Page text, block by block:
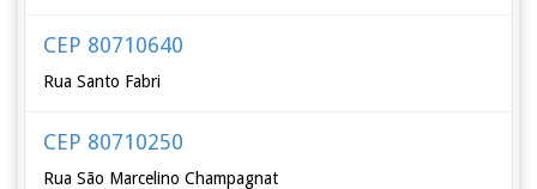
CEP 80710640
Rua Santo Fabri
CEP 80710250
Rua São Marcelino Champagnat